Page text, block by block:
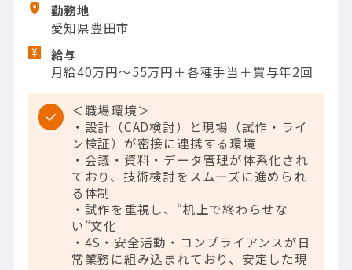
勤務地
愛知県豊田市
給与
月給40万円～55万円＋各種手当＋賞与年2回
＜職場環境＞
・設計（CAD検討）と現場（試作・ライ
ン検証）が密接に連携する環境
・会議・資料・データ管理が体系化され
ており、技術検討をスムーズに進められ
る体制
・試作を重視し、“机上で終わらせな
い”文化
・4S・安全活動・コンプライアンスが日
常業務に組み込まれており、安定した現